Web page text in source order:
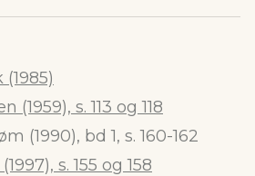
(1959), s. 113 og 118
(1990), bd 1, s. 160-162
s. 155 og 158